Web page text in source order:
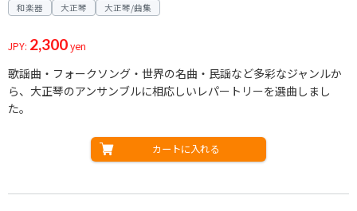
和楽器 大正琴 大正琴/曲集
JPY: 2,300yen
歌謡曲・フォークソング・世界の名曲・民謡など多彩なジャンルか
ら、大正琴のアンサンブルに相応しいレパートリーを選曲しまし
た。
カートに入れる